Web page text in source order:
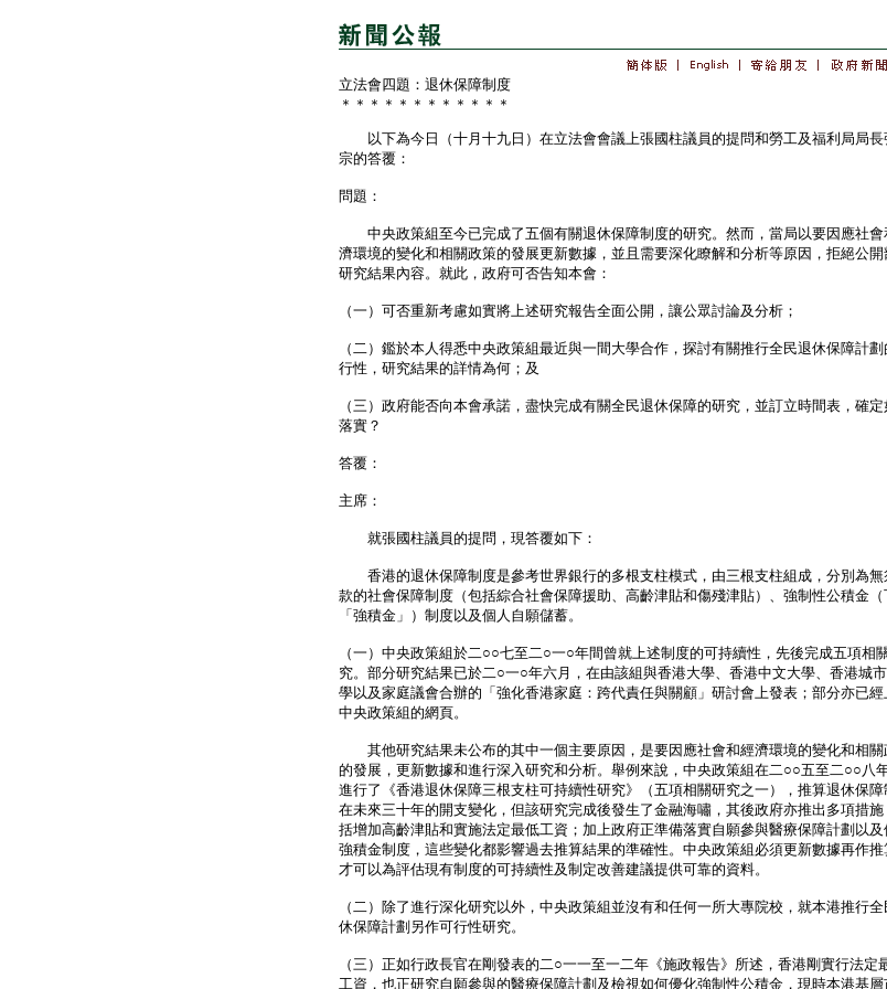
立法會四題：退休保障制度
＊＊＊＊＊＊＊＊＊＊＊＊
以下為今日（十月十九日）在立法會會議上張國柱議員的提問和勞工及福利局局長
宗的答覆：
問題：
中央政策組至今已完成了五個有關退休保障制度的研究。然而，當局以要因應社會
濟環境的變化和相關政策的發展更新數據，並且需要深化瞭解和分析等原因，拒絕公開
研究結果內容。就此，政府可否告知本會：
（一）可否重新考慮如實將上述研究報告全面公開，讓公眾討論及分析；
（二）鑑於本人得悉中央政策組最近與一間大學合作，探討有關推行全民退休保障計
行性，研究結果的詳情為何；及
（三）政府能否向本會承諾，盡快完成有關全民退休保障的研究，並訂立時間表，確
落實？
答覆：
主席：
就張國柱議員的提問，現答覆如下：
香港的退休保障制度是參考世界銀行的多根支柱模式，由三根支柱組成，分別為無
款的社會保障制度（包括綜合社會保障援助、高齡津貼和傷殘津貼）、強制性公積金（
「強積金」）制度以及個人自願儲蓄。
（一）中央政策組於二○○七至二○一○年間曾就上述制度的可持續性，先後完成五項相
究。部分研究結果已於二○一○年六月，在由該組與香港大學、香港中文大學、香港城
學以及家庭議會合辦的「強化香港家庭：跨代責任與關顧」研討會上發表；部分亦已經
中央政策組的網頁。
其他研究結果未公布的其中一個主要原因，是要因應社會和經濟環境的變化和相關
的發展，更新數據和進行深入研究和分析。舉例來說，中央政策組在二○○五至二○○八
進行了《香港退休保障三根支柱可持續性研究》（五項相關研究之一），推算退休保障
在未來三十年的開支變化，但該研究完成後發生了金融海嘯，其後政府亦推出多項措施
括增加高齡津貼和實施法定最低工資；加上政府正準備落實自願參與醫療保障計劃以及
強積金制度，這些變化都影響過去推算結果的準確性。中央政策組必須更新數據再作推
才可以為評估現有制度的可持續性及制定改善建議提供可靠的資料。
（二）除了進行深化研究以外，中央政策組並沒有和任何一所大專院校，就本港推行全
休保障計劃另作可行性研究。
（三）正如行政長官在剛發表的二○一一至一二年《施政報告》所述，香港剛實行法定
工資，也正研究自願參與的醫療保障計劃及檢視如何優化強制性公積金，現時本港基層